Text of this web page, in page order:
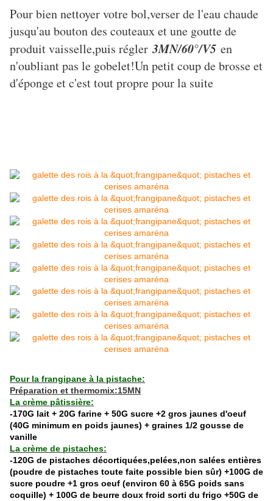
Pour bien nettoyer votre bol,verser de l'eau chaude
jusqu'au bouton des couteaux et une goutte de
produit vaisselle,puis régler3MN/60°/V5 en
n'oubliant pas le gobelet!Un petit coup de brosse et
d'éponge et c'est tout propre pour la suite
Pour la frangipane à la pistache:
Préparation et thermomix:15MN
La crème pâtissière:
-170G lait + 20G farine + 50G sucre +2 gros jaunes d'oeuf
(40G minimum en poids jaunes) + graines 1/2 gousse de
vanille
La crème de pistaches:
-120G de pistaches décortiquées,pelées,non salées entières
(poudre de pistaches toute faite possible bien sûr) +100G de
sucre poudre +1 gros oeuf (environ 60 à 65G poids sans
coquille) + 100G de beurre doux froid sorti du frigo +50G de